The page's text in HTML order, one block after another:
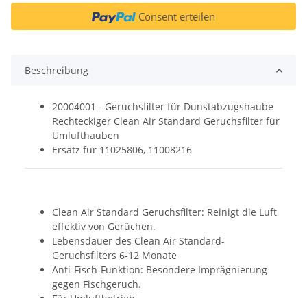
Consent erteilen
Beschreibung
20004001 - Geruchsfilter für Dunstabzugshaube
Rechteckiger Clean Air Standard Geruchsfilter für
Umlufthauben
Ersatz für 11025806, 11008216
Clean Air Standard Geruchsfilter: Reinigt die Luft
effektiv von Gerüchen.
Lebensdauer des Clean Air Standard-
Geruchsfilters 6-12 Monate
Anti-Fisch-Funktion: Besondere Imprägnierung
gegen Fischgeruch.